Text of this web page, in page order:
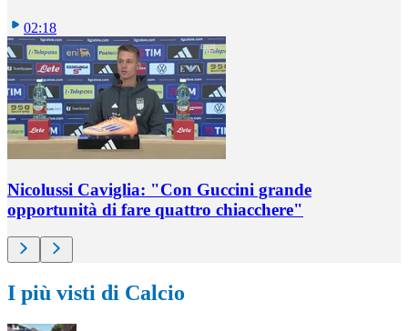
02:18
Nicolussi Caviglia: "Con Guccini grande
opportunità di fare quattro chiacchere"
I più visti di Calcio